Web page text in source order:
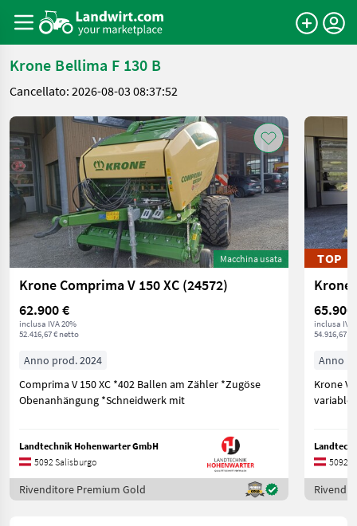
Krone Bellima F 130 B
Cancellato: 2026-08-03 08:37:52
Macchina usata
Krone Comprima V 150 XC (24572)
62.900 €
inclusa IVA 20%
52.416,67 € netto
Anno prod. 2024
Comprima V 150 XC *402 Ballen am Zähler *Zugöse
Obenanhängung *Schneidwerk mit
Landtechnik Hohenwarter GmbH
5092 Salisburgo
Rivenditore Premium Gold
TOP
Krone
65.900
inclusa IVA
54.916,67 €
Anno
Krone
5092